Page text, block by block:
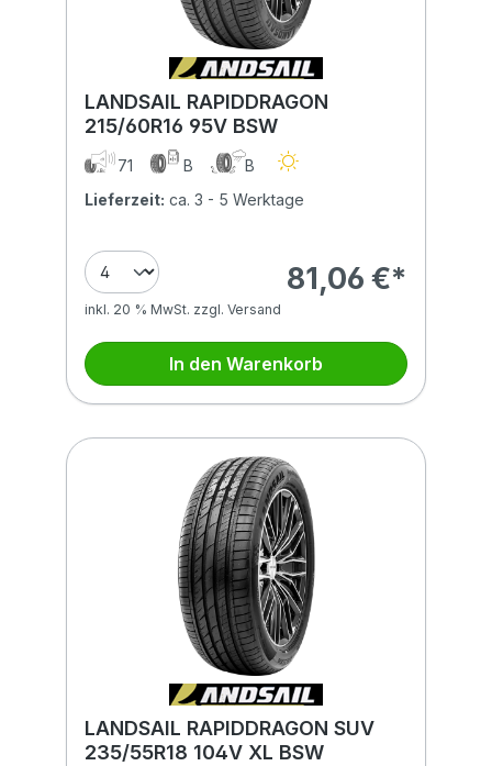
LANDSAIL RAPIDDRAGON
215/60R16 95V BSW
71 B
B
Lieferzeit: ca. 3 - 5 Werktage
81,06 €*
inkl. 20 % MwSt. zzgl. Versand
In den Warenkorb
LANDSAIL RAPIDDRAGON SUV
235/55R18 104V XL BSW